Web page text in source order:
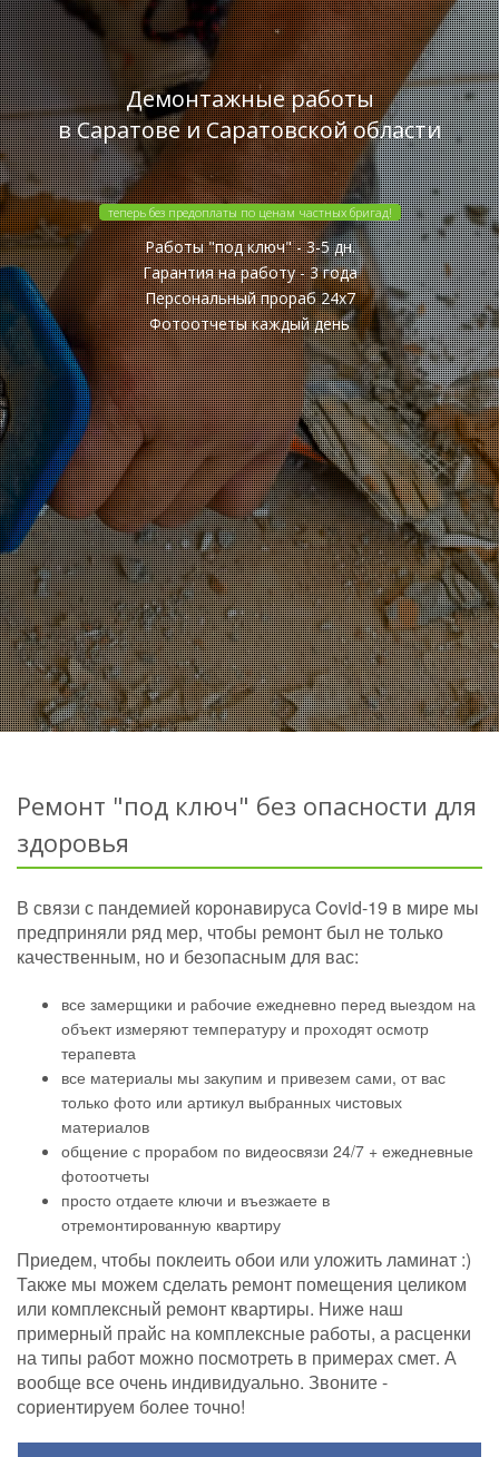
Демонтажные работы
в Саратове и Саратовской области
теперь без предоплаты по ценам частных бригад!
Работы "под ключ" - 3-5 дн.
Гарантия на работу - 3 года
Персональный прораб 24x7
Фотоотчеты каждый день
Ремонт "под ключ" без опасности для
здоровья
В связи с пандемией коронавируса Covid-19 в мире мы
предприняли ряд мер, чтобы ремонт был не только
качественным, но и безопасным для вас:
все замерщики и рабочие ежедневно перед выездом на
объект измеряют температуру и проходят осмотр
терапевта
все материалы мы закупим и привезем сами, от вас
только фото или артикул выбранных чистовых
материалов
общение с прорабом по видеосвязи 24/7 + ежедневные
фотоотчеты
просто отдаете ключи и въезжаете в
отремонтированную квартиру
Приедем, чтобы поклеить обои или уложить ламинат :)
Также мы можем сделать ремонт помещения целиком
или комплексный ремонт квартиры. Ниже наш
примерный прайс на комплексные работы, а расценки
на типы работ можно посмотреть в примерах смет. А
вообще все очень индивидуально. Звоните -
сориентируем более точно!